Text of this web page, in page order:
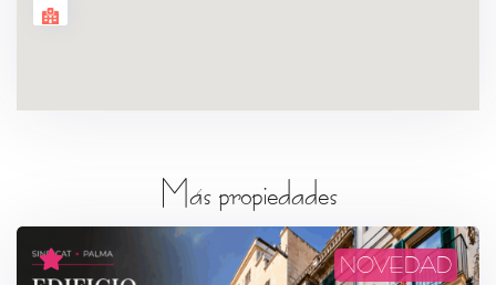
Más propiedades
NOVEDAD